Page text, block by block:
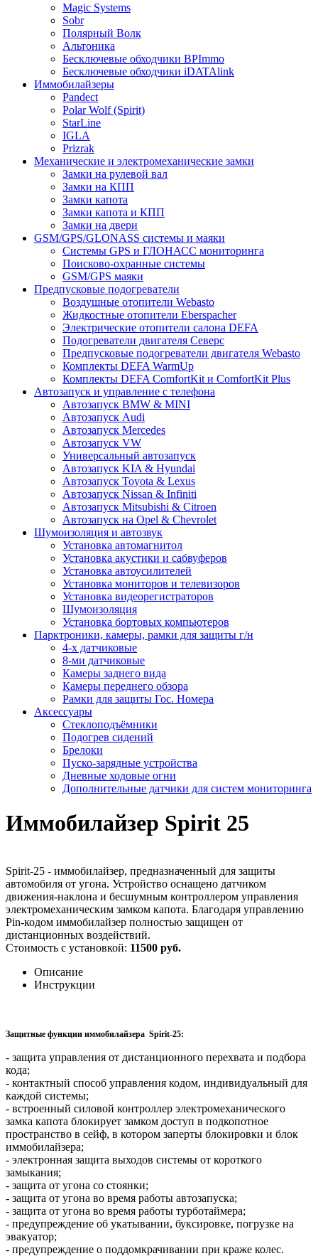
Magic Systems
Sobr
Полярный Волк
Альтоника
Бесключевые обходчики BPImmo
Бесключевые обходчики iDATAlink
Иммобилайзеры
Pandect
Polar Wolf (Spirit)
StarLine
IGLA
Prizrak
Механические и электромеханические замки
Замки на рулевой вал
Замки на КПП
Замки капота
Замки капота и КПП
Замки на двери
GSM/GPS/GLONASS системы и маяки
Системы GPS и ГЛОНАСС мониторинга
Поисково-охранные системы
GSM/GPS маяки
Предпусковые подогреватели
Воздушные отопители Webasto
Жидкостные отопители Eberspacher
Электрические отопители салона DEFA
Подогреватели двигателя Северс
Предпусковые подогреватели двигателя Webasto
Комплекты DEFA WarmUp
Комплекты DEFA ComfortKit и ComfortKit Plus
Автозапуск и управление с телефона
Автозапуск BMW & MINI
Автозапуск Audi
Автозапуск Mercedes
Автозапуск VW
Универсальный автозапуск
Автозапуск KIA & Hyundai
Автозапуск Toyota & Lexus
Автозапуск Nissan & Infiniti
Автозапуск Mitsubishi & Citroen
Автозапуск на Opel & Chevrolet
Шумоизоляция и автозвук
Установка автомагнитол
Установка акустики и сабвуферов
Установка автоусилителей
Установка мониторов и телевизоров
Установка видеорегистраторов
Шумоизоляция
Установка бортовых компьютеров
Парктроники, камеры, рамки для защиты г/н
4-х датчиковые
8-ми датчиковые
Камеры заднего вида
Камеры переднего обзора
Рамки для защиты Гос. Номера
Аксессуары
Стеклоподъёмники
Подогрев сидений
Брелоки
Пуско-зарядные устройства
Дневные ходовые огни
Дополнительные датчики для систем мониторинга
Иммобилайзер Spirit 25
Spirit-25 - иммобилайзер, предназначенный для защиты
автомобиля от угона. Устройство оснащено датчиком
движения-наклона и бесшумным контроллером управления
электромеханическим замком капота. Благодаря управлению
Pin-кодом иммобилайзер полностью защищен от
дистанционных воздействий.
Стоимость с установкой: 11500 руб.
Описание
Инструкции
Защитные функции иммобилайзера Spirit-25:
- защита управления от дистанционного перехвата и подбора
кода;
- контактный способ управления кодом, индивидуальный для
каждой системы;
- встроенный силовой контроллер электромеханического
замка капота блокирует замком доступ в подкопотное
пространство в сейф, в котором заперты блокировки и блок
иммобилайзера;
- электронная защита выходов системы от короткого
замыкания;
- защита от угона со стоянки;
- защита от угона во время работы автозапуска;
- защита от угона во время работы турботаймера;
- предупреждение об укатывании, буксировке, погрузке на
эвакуатор;
- предупреждение о поддомкрачивании при краже колес.